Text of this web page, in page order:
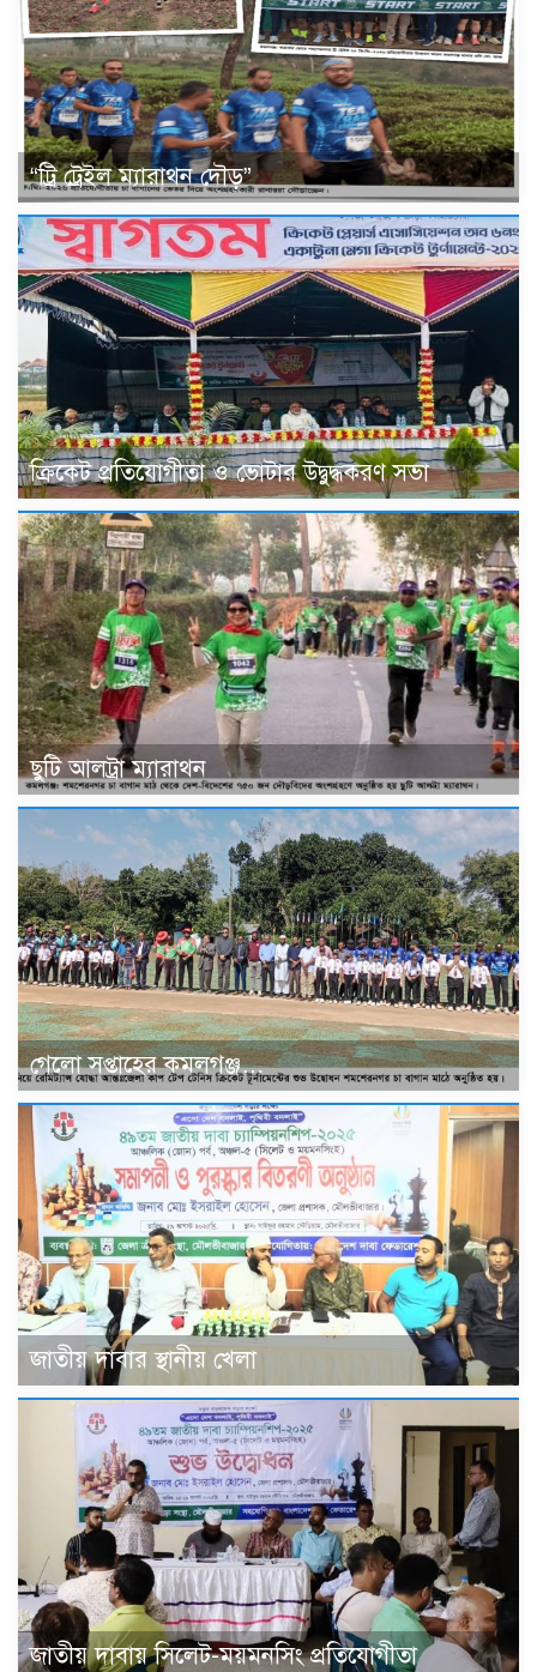
“ট্রি ট্রেইল ম্যারাথন দৌড়”
ক্রিকেট প্রতিযোগীতা ও ভোটার উদ্বুদ্ধকরণ সভা
ছুটি আলট্রা ম্যারাথন
গেলো সপ্তাহের কমলগঞ্জ…
জাতীয় দাবার স্থানীয় খেলা
জাতীয় দাবায় সিলেট-ময়মনসিং প্রতিযোগীতা